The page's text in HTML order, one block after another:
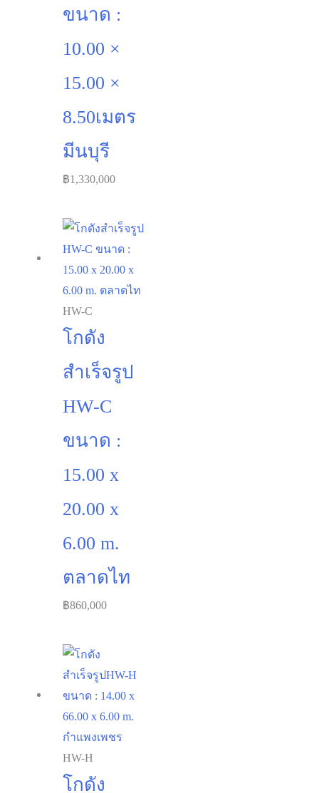
ขนาด :
10.00 ×
15.00 ×
8.50เมตร
มีนบุรี
฿1,330,000
HW-C
โกดัง
สำเร็จรูป
HW-C
ขนาด :
15.00 x
20.00 x
6.00 m.
ตลาดไท
฿860,000
HW-H
โกดัง